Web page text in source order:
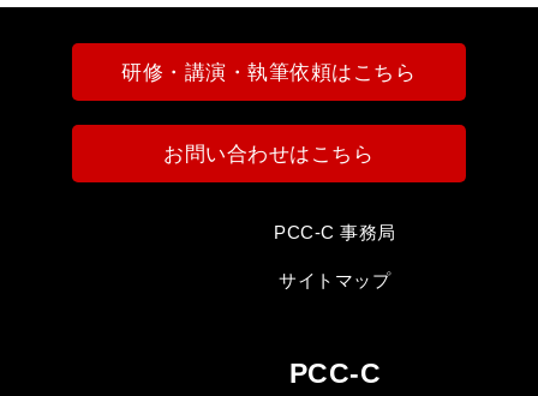
研修・講演・執筆依頼はこちら
お問い合わせはこちら
PCC-C 事務局
サイトマップ
PCC-C